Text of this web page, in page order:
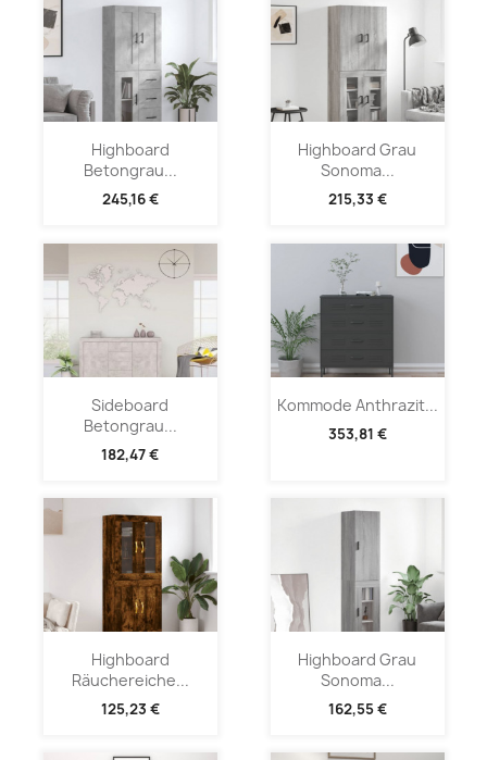
Highboard
Betongrau...
245,16 €
Highboard Grau
Sonoma...
215,33 €
Sideboard
Betongrau...
182,47 €
Kommode Anthrazit...
353,81 €
Highboard
Räuchereiche...
125,23 €
Highboard Grau
Sonoma...
162,55 €